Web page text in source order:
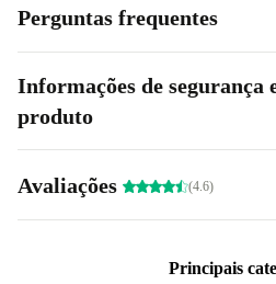
Perguntas frequentes
Informações de segurança
produto
Avaliações (4.6)
Principais